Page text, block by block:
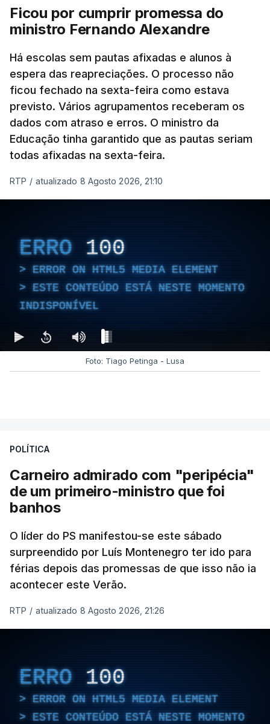
Ficou por cumprir promessa do
ministro Fernando Alexandre
Há escolas sem pautas afixadas e alunos à
espera das reapreciações. O processo não
ficou fechado na sexta-feira como estava
previsto. Vários agrupamentos receberam os
dados com atraso e erros. O ministro da
Educação tinha garantido que as pautas seriam
todas afixadas na sexta-feira.
RTP / atualizado 8 Agosto 2026, 21:10
ERRO 100
ERROR ON HTML5 MEDIA ELEMENT
ESTE CONTEÚDO ESTÁ NESTE MOMENTO
INDISPONÍVEL
Foto: Tiago Petinga - Lusa
POLÍTICA
Carneiro admirado com "peripécia"
de um primeiro-ministro que foi
banhos
O líder do PS manifestou-se este sábado
surpreendido por Luís Montenegro ter ido para
férias depois das promessas de que isso não ia
acontecer este Verão.
RTP / atualizado 8 Agosto 2026, 21:26
ERRO 100
ERROR ON HTML5 MEDIA ELEMENT
ESTE CONTEÚDO ESTÁ NESTE MOMENTO